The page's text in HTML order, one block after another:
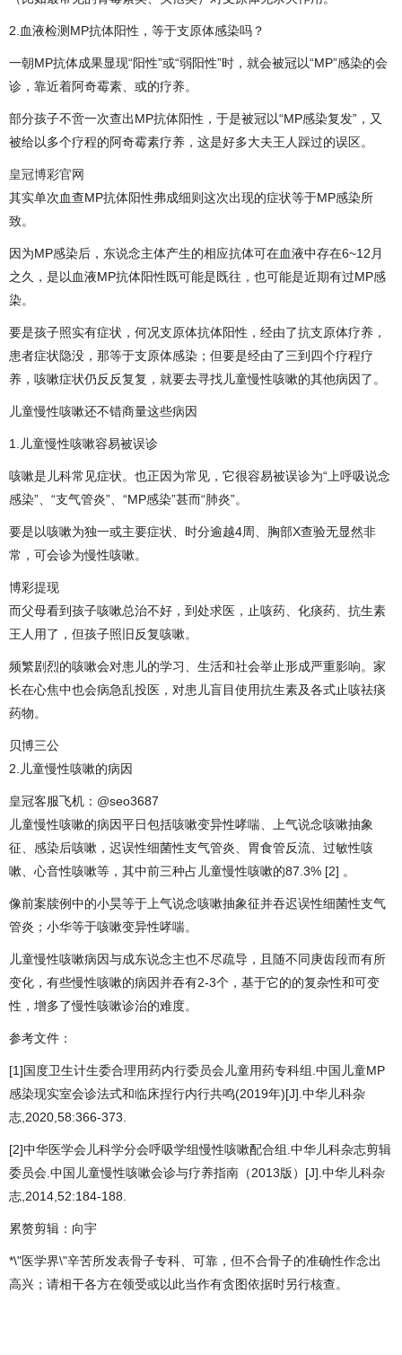
2.血液检测MP抗体阳性，等于支原体感染吗？
一朝MP抗体成果显现“阳性”或“弱阳性”时，就会被冠以“MP”感染的会
诊，靠近着阿奇霉素、或的疗养。
部分孩子不啻一次查出MP抗体阳性，于是被冠以“MP感染复发”，又
被给以多个疗程的阿奇霉素疗养，这是好多大夫王人踩过的误区。
皇冠博彩官网
其实单次血查MP抗体阳性弗成细则这次出现的症状等于MP感染所
致。
因为MP感染后，东说念主体产生的相应抗体可在血液中存在6~12月
之久，是以血液MP抗体阳性既可能是既往，也可能是近期有过MP感
染。
要是孩子照实有症状，何况支原体抗体阳性，经由了抗支原体疗养，
患者症状隐没，那等于支原体感染；但要是经由了三到四个疗程疗
养，咳嗽症状仍反反复复，就要去寻找儿童慢性咳嗽的其他病因了。
儿童慢性咳嗽还不错商量这些病因
1.儿童慢性咳嗽容易被误诊
咳嗽是儿科常见症状。也正因为常见，它很容易被误诊为“上呼吸说念
感染”、“支气管炎”、“MP感染”甚而“肺炎”。
要是以咳嗽为独一或主要症状、时分逾越4周、胸部X查验无显然非
常，可会诊为慢性咳嗽。
博彩提现
而父母看到孩子咳嗽总治不好，到处求医，止咳药、化痰药、抗生素
王人用了，但孩子照旧反复咳嗽。
频繁剧烈的咳嗽会对患儿的学习、生活和社会举止形成严重影响。家
长在心焦中也会病急乱投医，对患儿盲目使用抗生素及各式止咳祛痰
药物。
贝博三公
2.儿童慢性咳嗽的病因
皇冠客服飞机：@seo3687
儿童慢性咳嗽的病因平日包括咳嗽变异性哮喘、上气说念咳嗽抽象
征、感染后咳嗽，迟误性细菌性支气管炎、胃食管反流、过敏性咳
嗽、心音性咳嗽等，其中前三种占儿童慢性咳嗽的87.3% [2] 。
像前案牍例中的小昊等于上气说念咳嗽抽象征并吞迟误性细菌性支气
管炎；小华等于咳嗽变异性哮喘。
儿童慢性咳嗽病因与成东说念主也不尽疏导，且随不同庚齿段而有所
变化，有些慢性咳嗽的病因并吞有2-3个，基于它的的复杂性和可变
性，增多了慢性咳嗽诊治的难度。
参考文件：
[1]国度卫生计生委合理用药内行委员会儿童用药专科组.中国儿童MP
感染现实室会诊法式和临床捏行内行共鸣(2019年)[J].中华儿科杂
志,2020,58:366-373.
[2]中华医学会儿科学分会呼吸学组慢性咳嗽配合组.中华儿科杂志剪辑
委员会.中国儿童慢性咳嗽会诊与疗养指南（2013版）[J].中华儿科杂
志,2014,52:184-188.
累赘剪辑：向宇
*\"医学界\"辛苦所发表骨子专科、可靠，但不合骨子的准确性作念出
高兴；请相干各方在领受或以此当作有贪图依据时另行核查。